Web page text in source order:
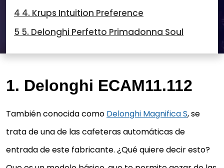
4 4. Krups Intuition Preference
5 5. Delonghi Perfetto Primadonna Soul
1. Delonghi ECAM11.112
También conocida como Delonghi Magnifica S, se
trata de una de las cafeteras automáticas de
entrada de este fabricante. ¿Qué quiere decir esto?